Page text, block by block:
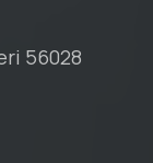
56028